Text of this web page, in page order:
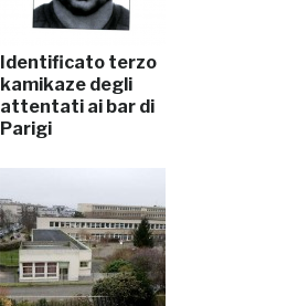
Identificato terzo
kamikaze degli
attentati ai bar di
Parigi